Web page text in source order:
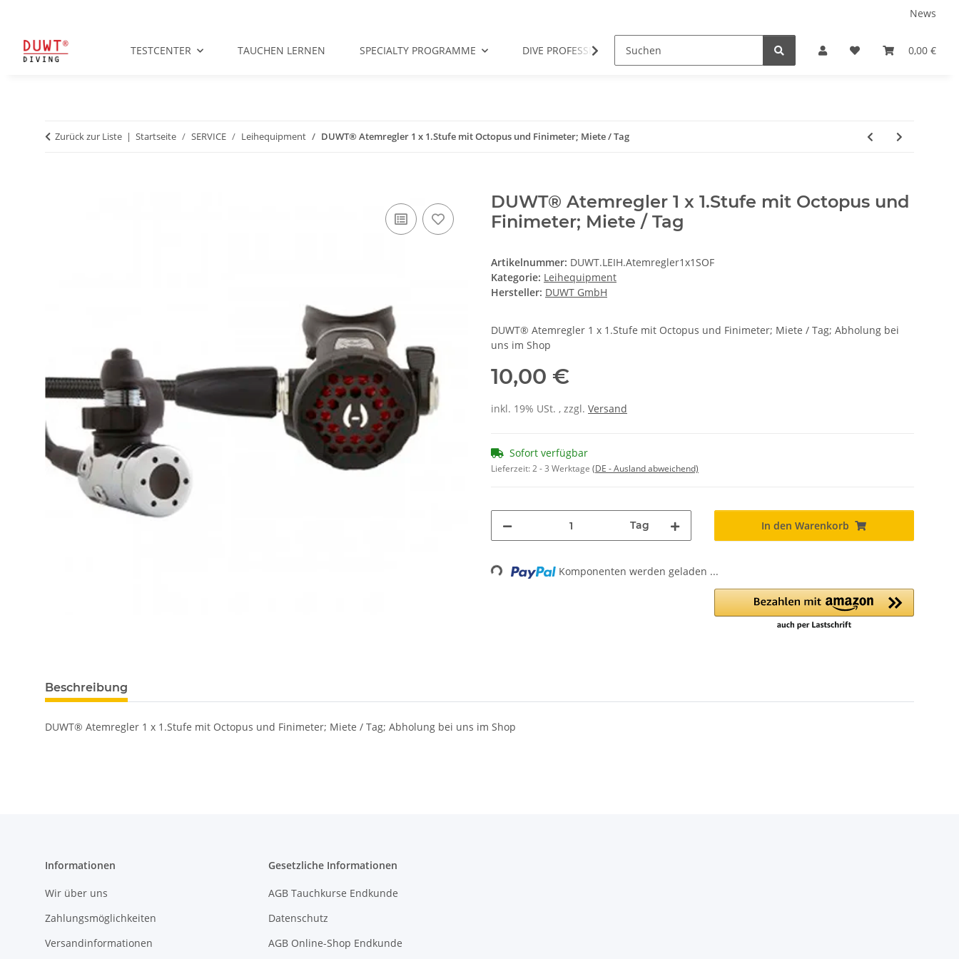
News
0,00 €
TESTCENTER TAUCHEN LERNEN SPECIALTY PROGRAMME DIVE PROFESSIONAL SSI DIGITALE KITS EXTENDED RANGE FREEDIVING
Zurück zur Liste Startseite SERVICE Leihequipment DUWT® Atemregler 1 x 1.Stufe mit Octopus und Finimeter; Miete / Tag
DUWT® Atemregler 1 x 1.Stufe mit Octopus und
Finimeter; Miete / Tag
Artikelnummer: DUWT.LEIH.Atemregler1x1SOF
Kategorie: Leihequipment
Hersteller: DUWT GmbH
DUWT® Atemregler 1 x 1.Stufe mit Octopus und Finimeter; Miete / Tag; Abholung bei
uns im Shop
10,00 €
inkl. 19% USt. , zzgl. Versand
Sofort verfügbar
Lieferzeit:2 - 3 Werktage (DE - Ausland abweichend)
Tag In den Warenkorb
Loading... Komponenten werden geladen ...
Beschreibung
DUWT® Atemregler 1 x 1.Stufe mit Octopus und Finimeter; Miete / Tag; Abholung bei uns im Shop
Informationen
Wir über uns
Zahlungsmöglichkeiten
Versandinformationen
Gesetzliche Informationen
AGB Tauchkurse Endkunde
Datenschutz
AGB Online-Shop Endkunde